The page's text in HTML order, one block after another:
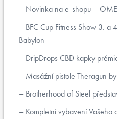
Novinka na e-shopu –
BFC Cup Fitness Show 3. a
Babylon
DripDrops CBD kapky
Masážní pistole Theragun
Brotherhood of Steel
Kompletní vybavení Vašeho